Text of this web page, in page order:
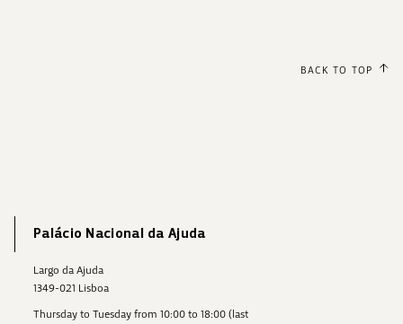
BACK TO TOP
Palácio Nacional da Ajuda
Largo da Ajuda
1349-021 Lisboa
Thursday to Tuesday from 10:00 to 18:00 (last